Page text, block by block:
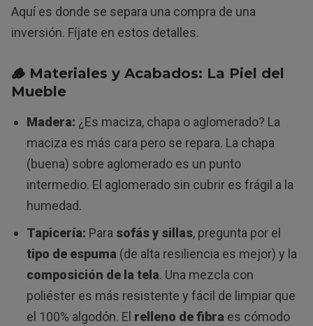
Aquí es donde se separa una compra de una
inversión. Fíjate en estos detalles.
🪵 Materiales y Acabados: La Piel del
Mueble
Madera: ¿Es maciza, chapa o aglomerado? La
maciza es más cara pero se repara. La chapa
(buena) sobre aglomerado es un punto
intermedio. El aglomerado sin cubrir es frágil a la
humedad.
Tapicería: Para sofás y sillas, pregunta por el
tipo de espuma (de alta resiliencia es mejor) y la
composición de la tela. Una mezcla con
poliéster es más resistente y fácil de limpiar que
el 100% algodón. El relleno de fibra es cómodo